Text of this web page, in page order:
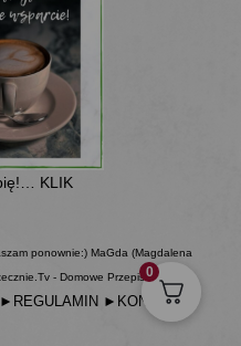
KLIK
ponownie:) MaGda (Magdalena
- Domowe Przepisy
► REGULAMIN ► KONTAKT
0